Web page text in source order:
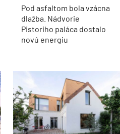
Pod asfaltom bola vzácna
dlažba. Nádvorie
Pistoriho paláca dostalo
novú energiu